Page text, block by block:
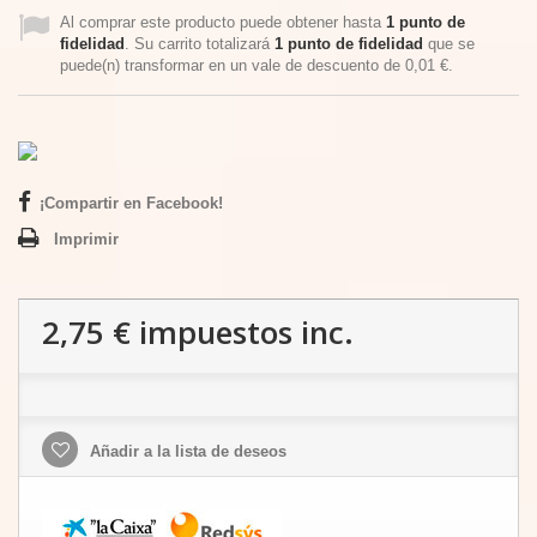
Al comprar este producto puede obtener hasta 1 punto de
fidelidad . Su carrito totalizará 1 punto de fidelidad que se
puede(n) transformar en un vale de descuento de 0,01 €.
¡Compartir en Facebook!
Imprimir
2,75 € impuestos inc.
Añadir a la lista de deseos